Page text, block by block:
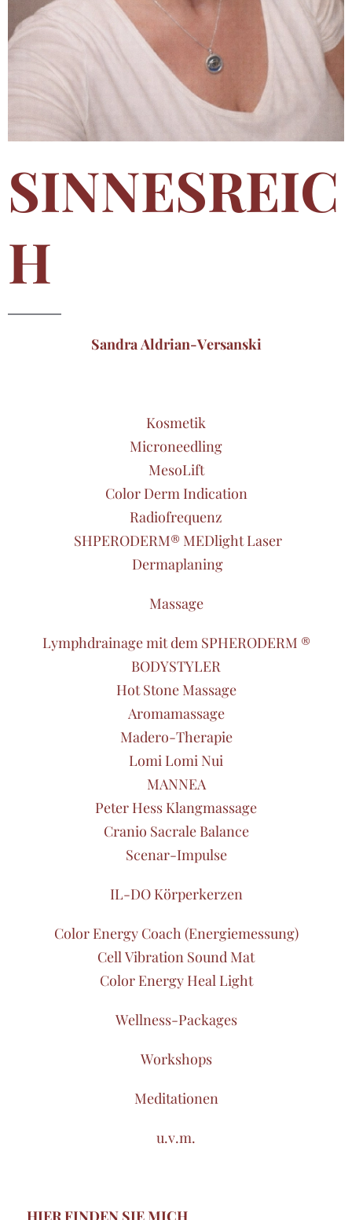
SINNESREIC
H
Sandra Aldrian-Versanski
Kosmetik
Microneedling
MesoLift
Color Derm Indication
Radiofrequenz
SHPERODERM® MEDlight Laser
Dermaplaning
Massage
Lymphdrainage mit dem SPHERODERM ®
BODYSTYLER
Hot Stone Massage
Aromamassage
Madero-Therapie
Lomi Lomi Nui
MANNEA
Peter Hess Klangmassage
Cranio Sacrale Balance
Scenar-Impulse
IL-DO Körperkerzen
Color Energy Coach (Energiemessung)
Cell Vibration Sound Mat
Color Energy Heal Light
Wellness-Packages
Workshops
Meditationen
u.v.m.
HIER FINDEN SIE MICH